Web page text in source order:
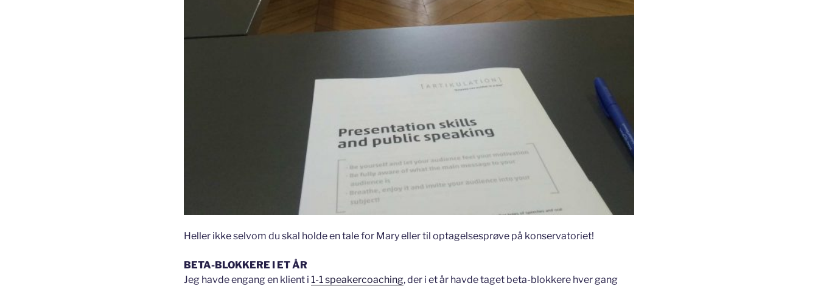
Heller ikke selvom du skal holde en tale for Mary eller til optagelsesprøve på konservatoriet!
BETA-BLOKKERE I ET ÅR
Jeg havde engang en klient i 1-1 speakercoaching, der i et år havde taget beta-blokkere hver gang